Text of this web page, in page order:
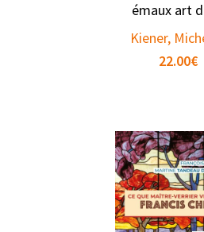
émaux art
Kiener,
22.00€